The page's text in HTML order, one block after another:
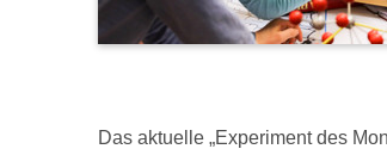
Das aktuelle „Experiment des